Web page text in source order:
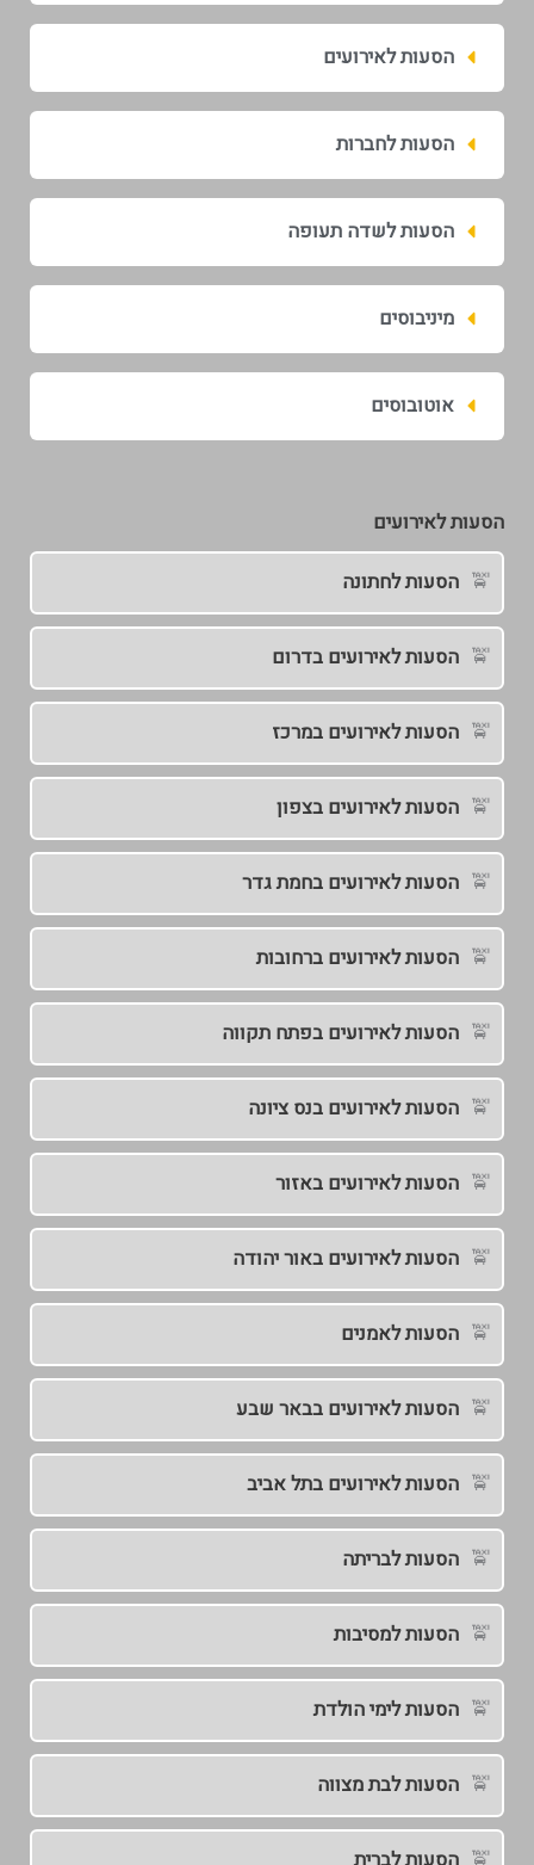
הסעות לאירועים
הסעות לחברות
הסעות לשדה תעופה
מיניבוסים
אוטובוסים
הסעות לאירועים
הסעות לחתונה
הסעות לאירועים בדרום
הסעות לאירועים במרכז
הסעות לאירועים בצפון
הסעות לאירועים בחמת גדר
הסעות לאירועים ברחובות
הסעות לאירועים בפתח תקווה
הסעות לאירועים בנס ציונה
הסעות לאירועים באזור
הסעות לאירועים באור יהודה
הסעות לאמנים
הסעות לאירועים בבאר שבע
הסעות לאירועים בתל אביב
הסעות לבריתה
הסעות למסיבות
הסעות לימי הולדת
הסעות לבת מצווה